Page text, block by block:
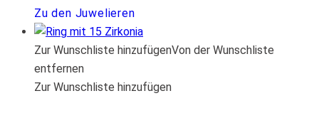
Zu den Juwelieren
Zur Wunschliste hinzufügenVon der Wunschliste
entfernen
Zur Wunschliste hinzufügen